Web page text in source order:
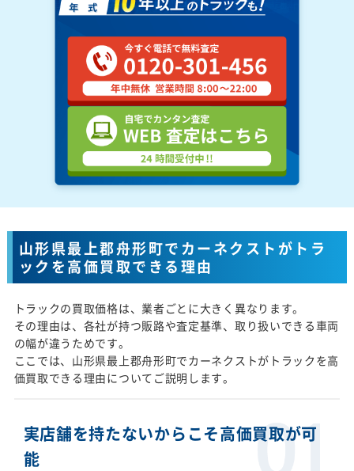
山形県最上郡舟形町でカーネクストがトラ
ックを高価買取できる理由
トラックの買取価格は、業者ごとに大きく異なります。
その理由は、各社が持つ販路や査定基準、取り扱いできる車両
の幅が違うためです。
ここでは、山形県最上郡舟形町でカーネクストがトラックを高
価買取できる理由についてご説明します。
実店舗を持たないからこそ高価買取が可
能